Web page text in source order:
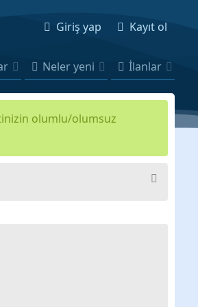
Giriş yap Kayıt ol
Neler yeni İlanlar
olumlu/olumsuz